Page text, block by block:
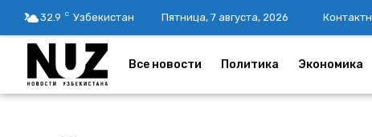
32.9 C Узбекистан Пятница, 7 августа, 2026
Все новости Политика Экономика